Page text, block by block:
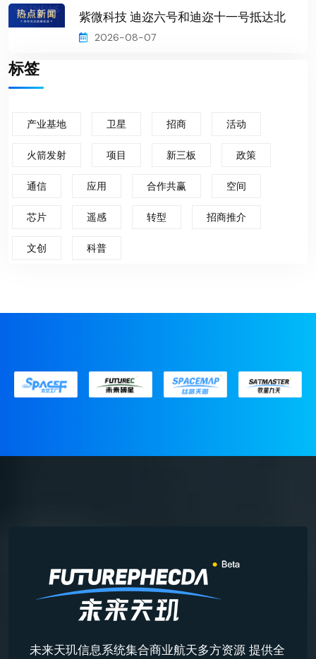
紫微科技 迪迩六号和迪迩十一号抵达北
2026-08-07
标签
产业基地 卫星 招商 活动
火箭发射 项目 新三板 政策
通信 应用 合作共赢 空间
芯片 遥感 转型 招商推介
文创 科普
未来天玑信息系统集合商业航天多方资源 提供全